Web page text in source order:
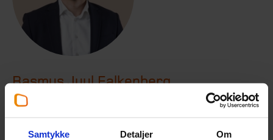
Samtykke Detaljer Om
Rasmus Juul Falkenberg
Rådgiver